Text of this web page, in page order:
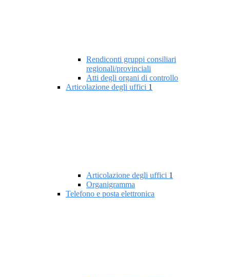
Rendiconti gruppi consiliari
regionali/provinciali
Atti degli organi di controllo
Articolazione degli uffici 1
Articolazione degli uffici 1
Organigramma
Telefono e posta elettronica